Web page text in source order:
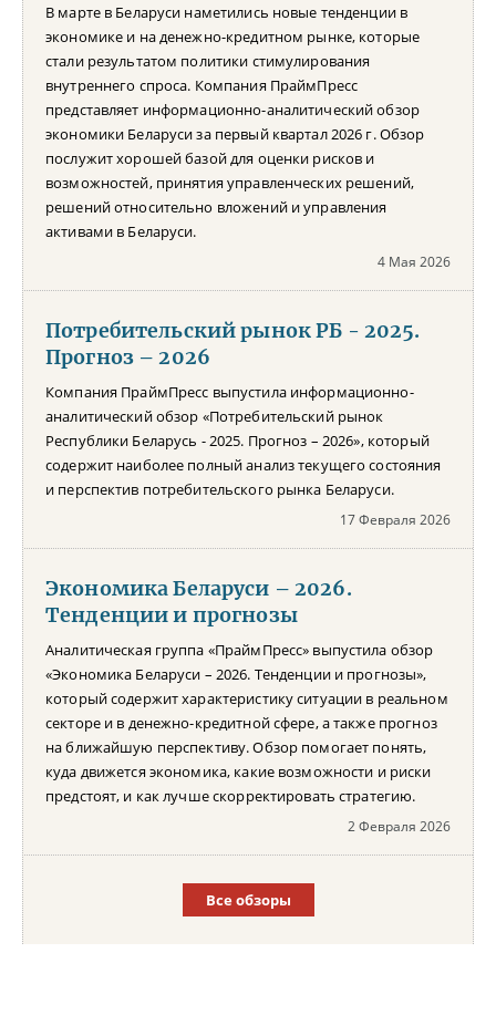
В марте в Беларуси наметились новые тенденции в
экономике и на денежно-кредитном рынке, которые
стали результатом политики стимулирования
внутреннего спроса. Компания ПраймПресс
представляет информационно-аналитический обзор
экономики Беларуси за первый квартал 2026 г. Обзор
послужит хорошей базой для оценки рисков и
возможностей, принятия управленческих решений,
решений относительно вложений и управления
активами в Беларуси.
4 Мая 2026
Потребительский рынок РБ - 2025.
Прогноз – 2026
Компания ПраймПресс выпустила информационно-
аналитический обзор «Потребительский рынок
Республики Беларусь - 2025. Прогноз – 2026», который
содержит наиболее полный анализ текущего состояния
и перспектив потребительского рынка Беларуси.
17 Февраля 2026
Экономика Беларуси – 2026.
Тенденции и прогнозы
Аналитическая группа «ПраймПресс» выпустила обзор
«Экономика Беларуси – 2026. Тенденции и прогнозы»,
который содержит характеристику ситуации в реальном
секторе и в денежно-кредитной сфере, а также прогноз
на ближайшую перспективу. Обзор помогает понять,
куда движется экономика, какие возможности и риски
предстоят, и как лучше скорректировать стратегию.
2 Февраля 2026
Все обзоры